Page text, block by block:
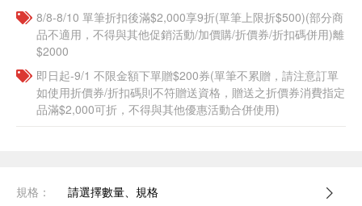
8/8-8/10 單筆折扣後滿$2,000享9折(單筆上限折$500)(部分商
品不適用，不得與其他促銷活動/加價購/折價券/折扣碼併用)離
$2000
即日起-9/1 不限金額下單贈$200券(單筆不累贈，請注意訂單
如使用折價券/折扣碼則不符贈送資格，贈送之折價券消費指定
品滿$2,000可折，不得與其他優惠活動合併使用)
規格： 請選擇數量、規格